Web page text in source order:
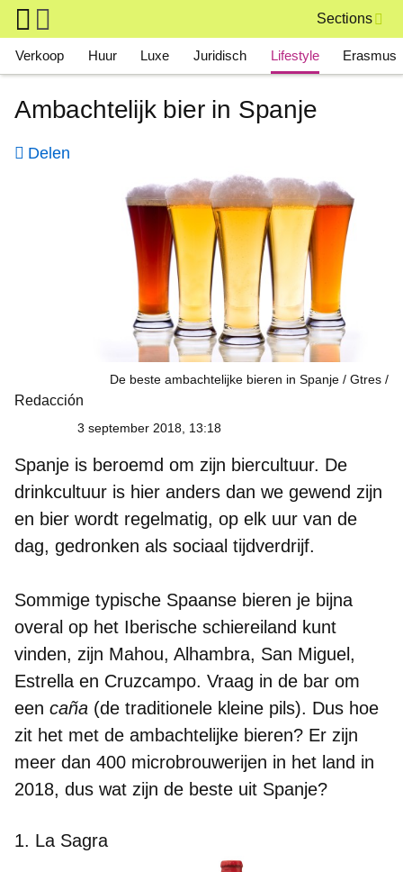
Skip to main content
Sections
Main navigation
Verkoop Huur Luxe Juridisch Lifestyle Erasmus
Ambachtelijk bier in Spanje
Delen
De beste ambachtelijke bieren in Spanje / Gtres
Redacción
3 september 2018, 13:18
Spanje is beroemd om zijn biercultuur. De
drinkcultuur is hier anders dan we gewend zijn
en bier wordt regelmatig, op elk uur van de
dag, gedronken als sociaal tijdverdrijf.
Sommige typische Spaanse bieren je bijna
overal op het Iberische schiereiland kunt
vinden, zijn Mahou, Alhambra, San Miguel,
Estrella en Cruzcampo. Vraag in de bar om
een ​​ caña (de traditionele kleine pils). Dus hoe
zit het met de ambachtelijke bieren? Er zijn
meer dan 400 microbrouwerijen in het land in
2018, dus wat zijn de beste uit Spanje?
1. La Sagra